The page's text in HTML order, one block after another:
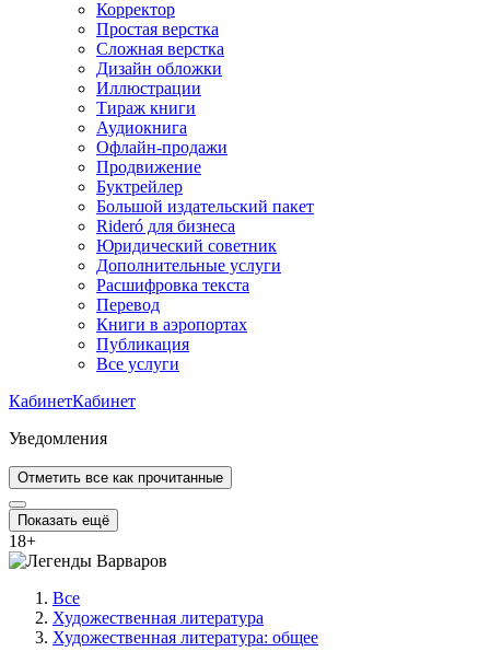
Корректор
Простая верстка
Сложная верстка
Дизайн обложки
Иллюстрации
Тираж книги
Аудиокнига
Офлайн-продажи
Продвижение
Буктрейлер
Большой издательский пакет
Rideró для бизнеса
Юридический советник
Дополнительные услуги
Расшифровка текста
Перевод
Книги в аэропортах
Публикация
Все услуги
КабинетКабинет
Уведомления
Отметить все как прочитанные
Показать ещё
18+
Все
Художественная литература
Художественная литература: общее